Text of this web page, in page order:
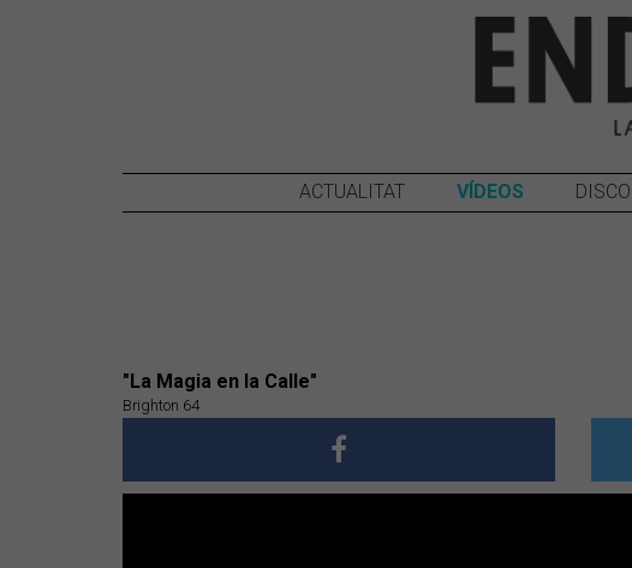
ACTUALITAT VÍDEOS
"La Magia en la Calle"
Brighton 64